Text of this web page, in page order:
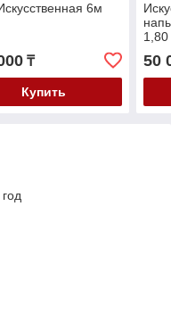
6м
₸
Купить
50